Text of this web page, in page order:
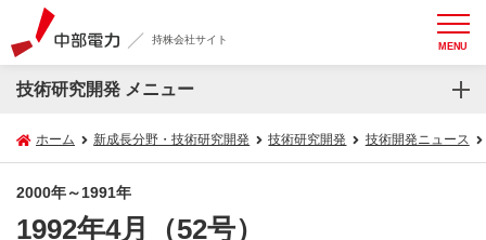
持株会社サイト MENU
技術研究開発 メニュー
ホーム 新成長分野・技術研究開発 技術研究開発 技術開発ニュース
2000年～1991年
1992年4月（52号）